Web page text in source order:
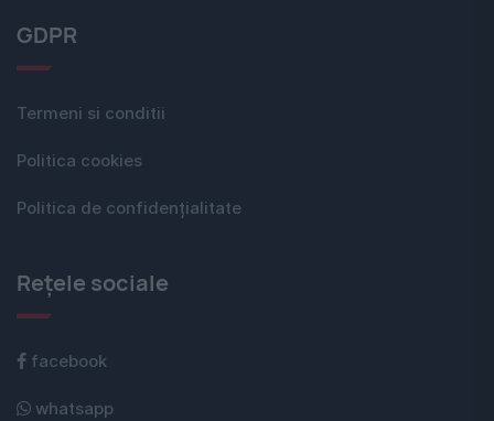
GDPR
Termeni si conditii
Politica cookies
Politica de confidențialitate
Rețele sociale
facebook
whatsapp